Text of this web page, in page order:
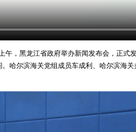
，黑龙江省政府举办新闻发布会，正式
哈尔滨海关党组成员车成利、哈尔滨海